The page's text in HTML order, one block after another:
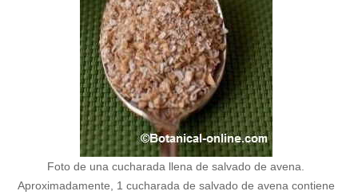
Foto de una cucharada llena de salvado de avena.
Aproximadamente, 1 cucharada de salvado de avena contiene